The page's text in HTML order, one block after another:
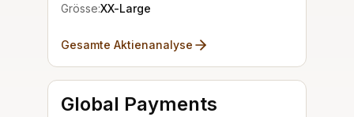
Grösse:XX-Large
Gesamte Aktienanalyse
Global Payments